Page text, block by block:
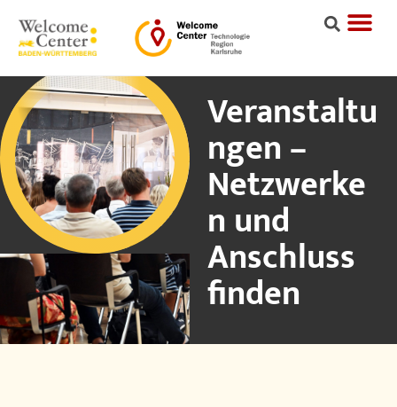
Veranstaltu
ngen –
Netzwerke
n und
Anschluss
finden